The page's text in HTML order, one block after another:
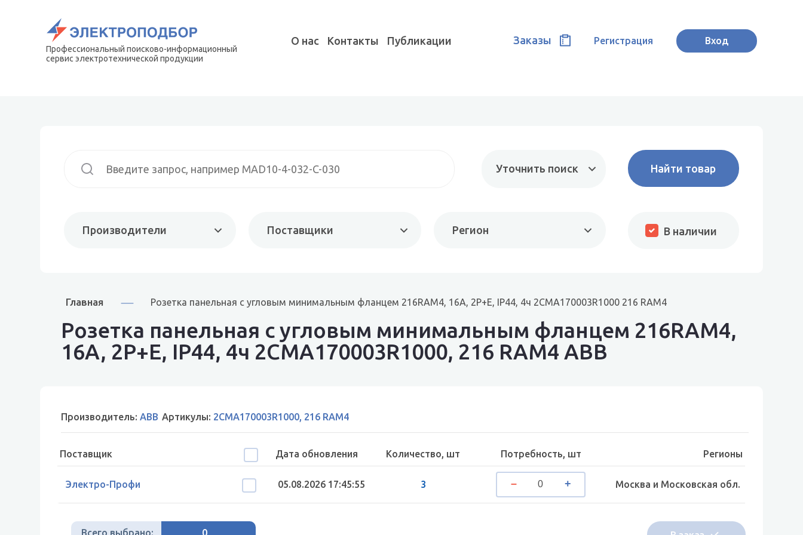
Профессиональный поисково-информационный
сервис электротехнической продукции
О нас Контакты Публикации Заказы Регистрация Вход
Уточнить поиск
Производители Поставщики Регион В наличии
Главная Розетка панельная с угловым минимальным фланцем 216RAM4, 16A, 2P+E, IP44, 4ч 2CMA170003R1000 216 RAM4
Розетка панельная с угловым минимальным фланцем 216RAM4,
16A, 2P+E, IP44, 4ч 2CMA170003R1000, 216 RAM4 ABB
Производитель:ABB Артикулы: 2CMA170003R1000, 216 RAM4
Поставщик Дата обновления Количество, шт Потребность, шт Регионы
Электро-Профи 05.08.2026 17:45:55 3 Москва и Московская обл.
Всего выбрано: 0